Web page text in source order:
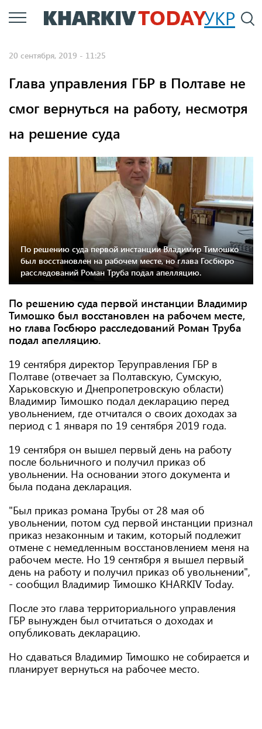
Перейти
к
УКР
20 сентября, 2019 - 11:25
Глава управления ГБР в Полтаве не
смог вернуться на работу, несмотря
на решение суда
По решению суда первой инстанции Владимир Тимошко
был восстановлен на рабочем месте, но глава Госбюро
расследований Роман Труба подал апелляцию.
По решению суда первой инстанции Владимир
Тимошко был восстановлен на рабочем месте,
но глава Госбюро расследований Роман Труба
подал апелляцию.
19 сентября директор Теруправления ГБР в
Полтаве (отвечает за Полтавскую, Сумскую,
Харьковскую и Днепропетровскую области)
Владимир Тимошко подал декларацию перед
увольнением, где отчитался о своих доходах за
период с 1 января по 19 сентября 2019 года.
19 сентября он вышел первый день на работу
после больничного и получил приказ об
увольнении. На основании этого документа и
была подана декларация.
"Был приказ романа Трубы от 28 мая об
увольнении, потом суд первой инстанции признал
приказ незаконным и таким, который подлежит
отмене с немедленным восстановлением меня на
рабочем месте. Но 19 сентября я вышел первый
день на работу и получил приказ об увольнении",
- сообщил Владимир Тимошко KHARKIV Today.
После это глава территориального управления
ГБР вынужден был отчитаться о доходах и
опубликовать декларацию.
Но сдаваться Владимир Тимошко не собирается и
планирует вернуться на рабочее место.